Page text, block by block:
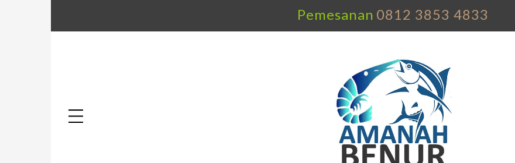
Pemesanan 0812 3853 4833